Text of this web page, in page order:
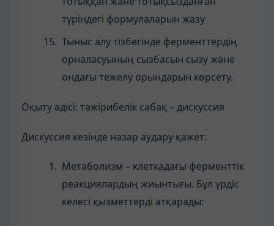
түріндегі формулаларын жазу
Тыныс алу тізбегінде ферменттердің
орналасуының сызбасын сызу және
ондағы тежелу орындарын көрсету.
Оқыту әдісі: тәжірибелік сабақ – дискуссия
Дискуссия кезінде назар аудару қажет:
Метаболизм – клеткадағы ферменттік
реакциялардың жиынтығы. Бұл үрдіс
келесі қызметтерді атқарады: